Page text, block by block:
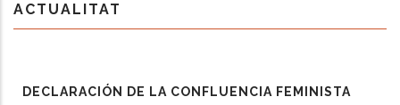
ACTUALITAT
DECLARACIÓN DE LA CONFLUENCIA FEMINISTA